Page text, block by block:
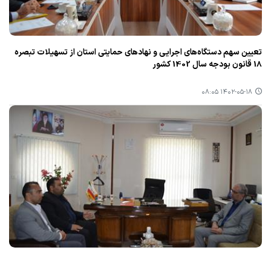
تعیین سهم دستگاه‌های اجرایی و نهادهای حمایتی استان از تسهیلات تبصره
18 قانون بودجه سال 1402 كشور
۱۴۰۲-۰۵-۱۸ ۰۸:۰۵